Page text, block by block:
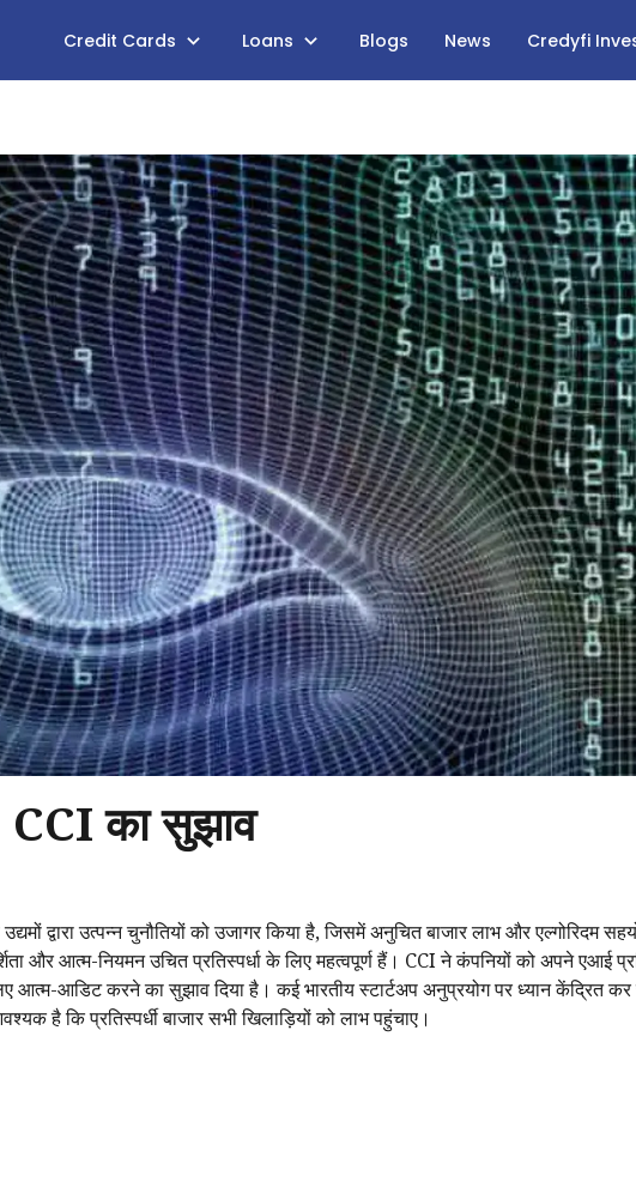
Credit Cards Loans Blogs News Credyfi
का सुझाव
द्वारा उत्पन्न चुनौतियों को उजागर किया है, जिसमें अनुचित बाजार लाभ और एल्गोरिदम
और आत्म-नियमन उचित प्रतिस्पर्धा के लिए महत्वपूर्ण हैं। CCI ने कंपनियों को अपने एआई
आडिट करने का सुझाव दिया है। कई भारतीय स्टार्टअप अनुप्रयोग पर ध्यान केंद्रित कर
है कि प्रतिस्पर्धी बाजार सभी खिलाड़ियों को लाभ पहुंचाए।